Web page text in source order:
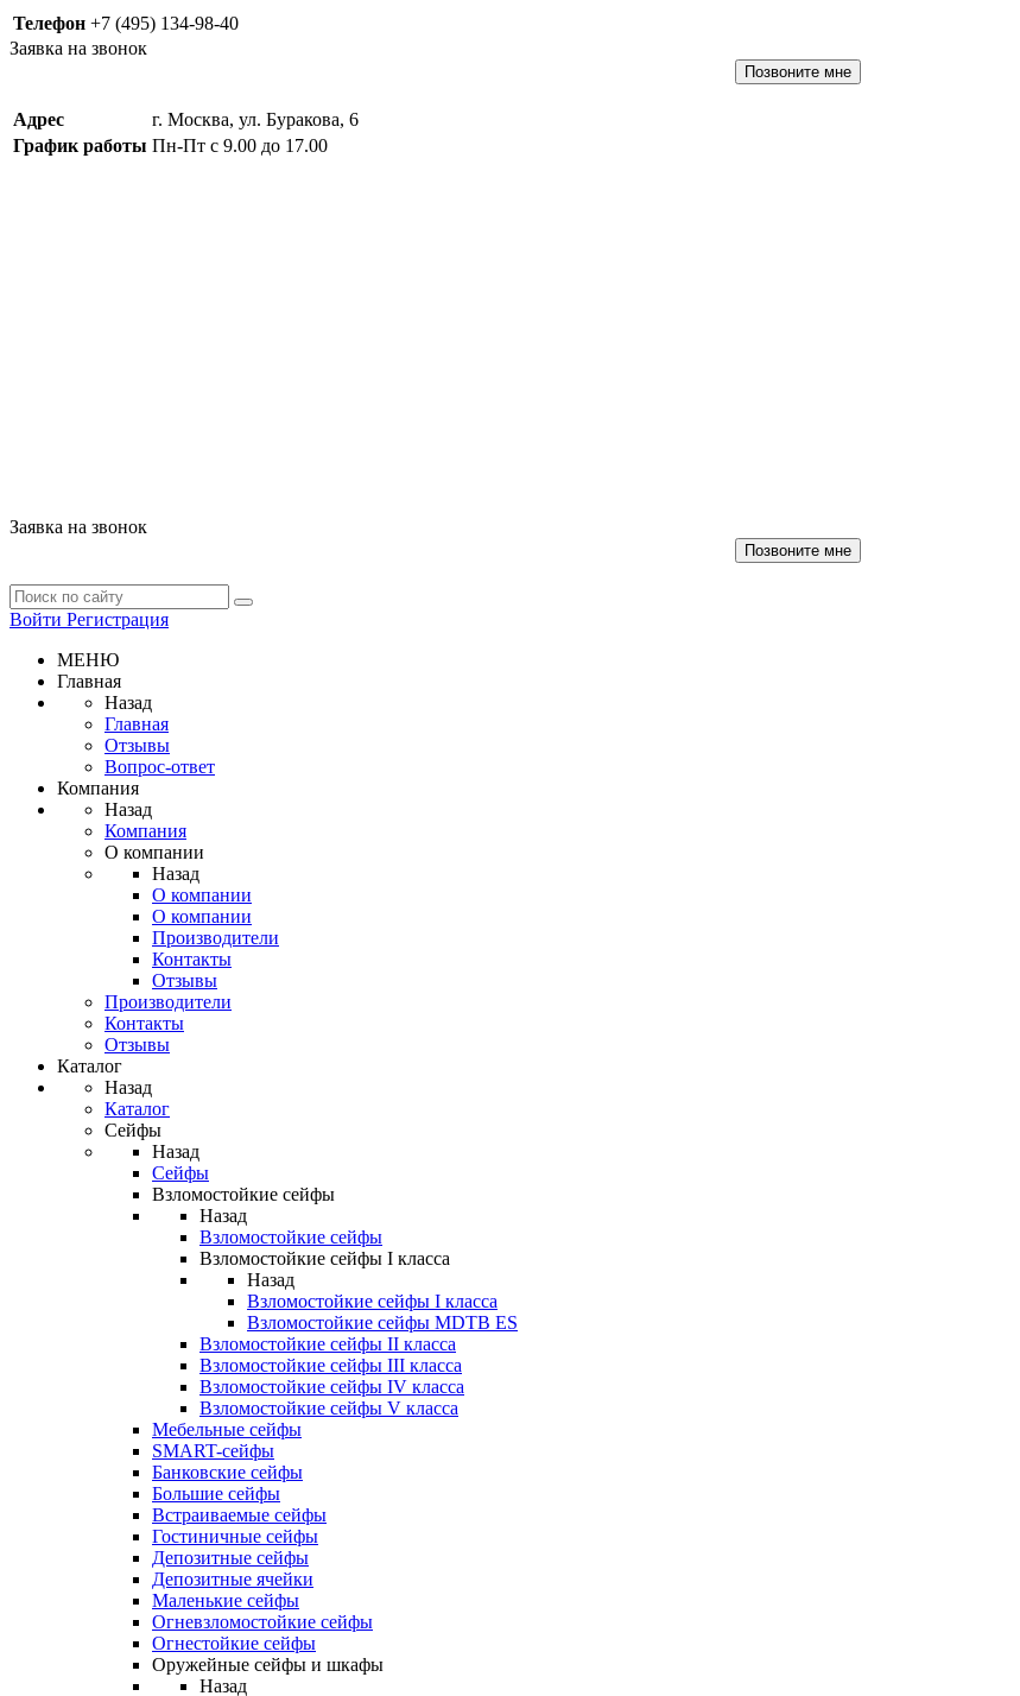
Телефон +7 (495) 134-98-40
Заявка на звонок
Позвоните мне
Адрес
г. Москва, ул. Буракова, 6
График работы Пн-Пт с 9.00 до 17.00
Заявка на звонок
Позвоните мне
Войти Регистрация
МЕНЮ
Главная
Назад
Главная
Отзывы
Вопрос-ответ
Компания
Назад
Компания
О компании
Назад
О компании
О компании
Производители
Контакты
Отзывы
Производители
Контакты
Отзывы
Каталог
Назад
Каталог
Сейфы
Назад
Сейфы
Взломостойкие сейфы
Назад
Взломостойкие сейфы
Взломостойкие сейфы I класса
Назад
Взломостойкие сейфы I класса
Взломостойкие сейфы MDTB ES
Взломостойкие сейфы II класса
Взломостойкие сейфы III класса
Взломостойкие сейфы IV класса
Взломостойкие сейфы V класса
Мебельные сейфы
SMART-сейфы
Банковские сейфы
Большие сейфы
Встраиваемые сейфы
Гостиничные сейфы
Депозитные сейфы
Депозитные ячейки
Маленькие сейфы
Огневзломостойкие сейфы
Огнестойкие сейфы
Оружейные сейфы и шкафы
Назад